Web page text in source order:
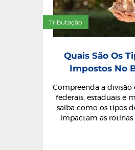
Tributação
Quais São Os
Impostos No
Compreenda a divisão
federais, estaduais e
saiba como os tipos
impactam as rotinas